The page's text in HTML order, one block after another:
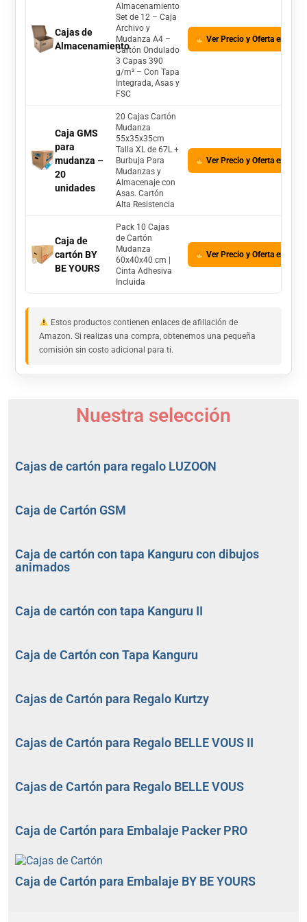
Cajas de
Almacenamiento
Almacenamiento
Set de 12 – Caja
Archivo y
Mudanza A4 –
Cartón Ondulado
3 Capas 390
g/m² – Con Tapa
Integrada, Asas y
FSC
Ver Precio y Oferta en
Caja GMS
para
mudanza –
20
unidades
20 Cajas Cartón
Mudanza
55x35x35cm
Talla XL de 67L +
Burbuja Para
Mudanzas y
Almacenaje con
Asas. Cartón
Alta Resistencia
Ver Precio y Oferta en
Caja de
cartón BY
BE YOURS
Pack 10 Cajas
de Cartón
Mudanza
60x40x40 cm |
Cinta Adhesiva
Incluida
Ver Precio y Oferta en
Estos productos contienen enlaces de afiliación de
Amazon. Si realizas una compra, obtenemos una pequeña
comisión sin costo adicional para ti.
Nuestra selección
Cajas de cartón para regalo LUZOON
Caja de Cartón GSM
Caja de cartón con tapa Kanguru con dibujos
animados
Caja de cartón con tapa Kanguru II
Caja de Cartón con Tapa Kanguru
Cajas de Cartón para Regalo Kurtzy
Cajas de Cartón para Regalo BELLE VOUS II
Cajas de Cartón para Regalo BELLE VOUS
Caja de Cartón para Embalaje Packer PRO
Caja de Cartón para Embalaje BY BE YOURS